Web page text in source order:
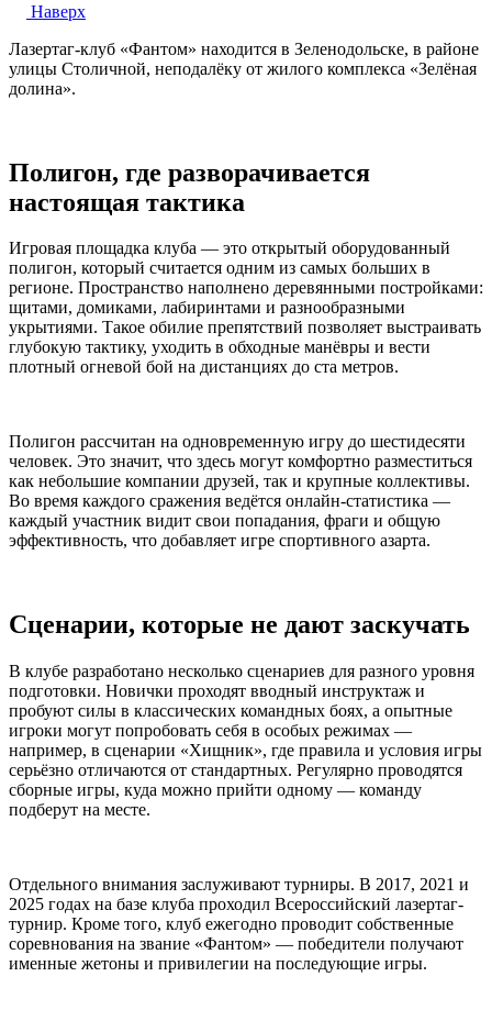
Наверх
Лазертаг-клуб «Фантом» находится в Зеленодольске, в районе
улицы Столичной, неподалёку от жилого комплекса «Зелёная
долина».
Полигон, где разворачивается
настоящая тактика
Игровая площадка клуба — это открытый оборудованный
полигон, который считается одним из самых больших в
регионе. Пространство наполнено деревянными постройками:
щитами, домиками, лабиринтами и разнообразными
укрытиями. Такое обилие препятствий позволяет выстраивать
глубокую тактику, уходить в обходные манёвры и вести
плотный огневой бой на дистанциях до ста метров.
Полигон рассчитан на одновременную игру до шестидесяти
человек. Это значит, что здесь могут комфортно разместиться
как небольшие компании друзей, так и крупные коллективы.
Во время каждого сражения ведётся онлайн-статистика —
каждый участник видит свои попадания, фраги и общую
эффективность, что добавляет игре спортивного азарта.
Сценарии, которые не дают заскучать
В клубе разработано несколько сценариев для разного уровня
подготовки. Новички проходят вводный инструктаж и
пробуют силы в классических командных боях, а опытные
игроки могут попробовать себя в особых режимах —
например, в сценарии «Хищник», где правила и условия игры
серьёзно отличаются от стандартных. Регулярно проводятся
сборные игры, куда можно прийти одному — команду
подберут на месте.
Отдельного внимания заслуживают турниры. В 2017, 2021 и
2025 годах на базе клуба проходил Всероссийский лазертаг-
турнир. Кроме того, клуб ежегодно проводит собственные
соревнования на звание «Фантом» — победители получают
именные жетоны и привилегии на последующие игры.